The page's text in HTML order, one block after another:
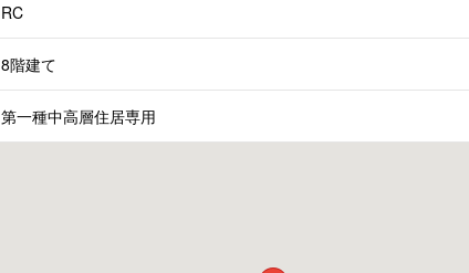
RC
8階建て
第一種中高層住居専用